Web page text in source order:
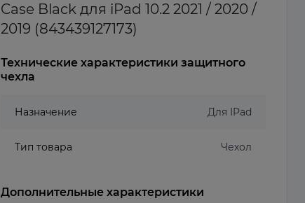
Case Black для iPad 10.2 2021 / 2020 /
2019 (843439127173)
Технические характеристики защитного
чехла
Назначение Для IPad
Тип товара Чехол
Дополнительные характеристики